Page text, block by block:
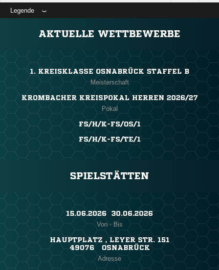
Legende
AKTUELLE WETTBEWERBE
1. KREISKLASSE OSNABRÜCK STAFFEL B
Meisterschaft
KROMBACHER KREISPOKAL HERREN 2026/27
Pokal
FS/H/K-FS/OS/1
FS/H/K-FS/TE/1
SPIELSTÄTTEN
15.06.2026 ​ 30.06.2026
Von - Bis
HAUPTPLATZ , LEYER STR. 151
49076 OSNABRÜCK
Adresse